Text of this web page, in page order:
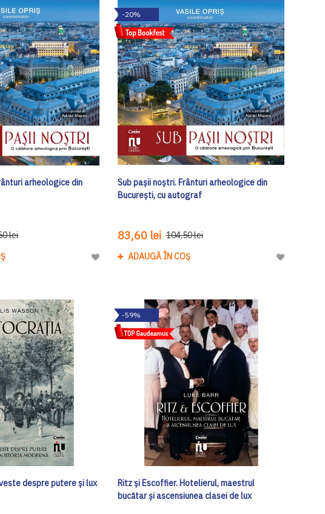
arheologice din
lei
Adaugă
Dorinte
-20%
Sub pașii noștri. Frânturi arheologice din
București, cu autograf
83,60 lei 104,50 lei
ADAUGĂ ÎN COȘ
Adaugă
despre putere și lux
-59%
Ritz și Escoffier. Hotelierul, maestrul
bucătar și ascensiunea clasei de lux